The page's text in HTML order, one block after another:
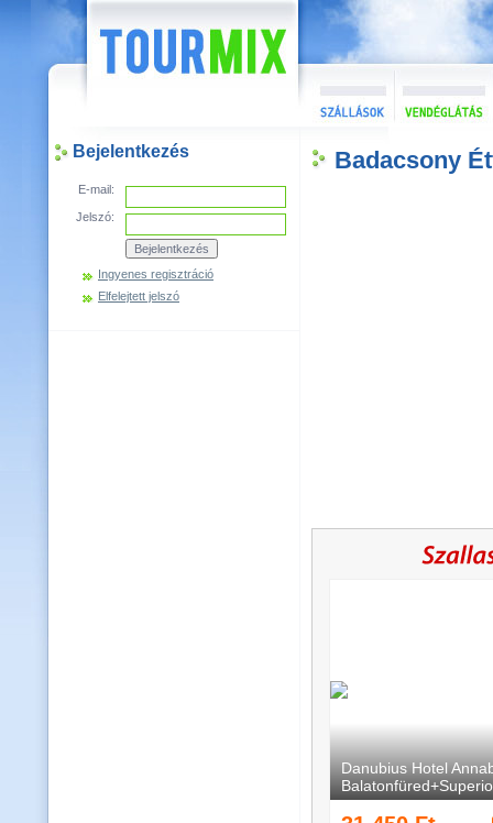
Bejelentkezés
E-mail:
Jelszó:
Ingyenes regisztráció
Elfelejtett jelszó
Badacsony